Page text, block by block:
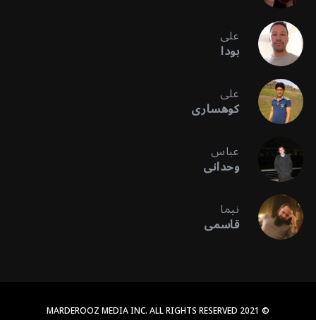
علی
بودا
علی
کوهساری
عباس
وحدانی
نیما
قاسمی
© 2021 MARDEROOZ MEDIA INC. ALL RIGHTS RESERVED